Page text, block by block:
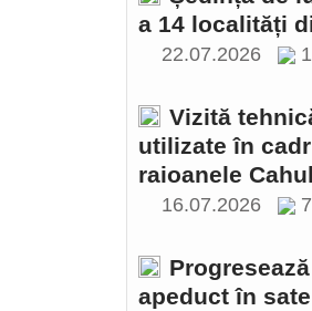
a 14 localități
22.07.2026
Vizită
utilizate în
raioanele
16.07.2026
apeduct în